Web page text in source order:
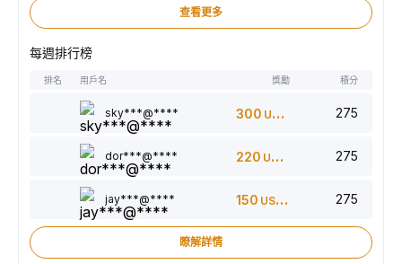
查看更多
每週排行榜
排名 用戶名 獎勵 積分
sky***@**** 300 USDT 275
dor***@**** 220 USDT 275
jay***@**** 150 USDT 275
瞭解詳情